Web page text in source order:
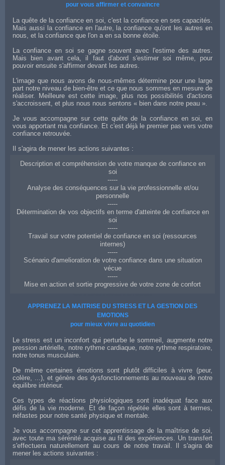
pour vous affirmer et convaincre
La quête de la confiance en soi, c'est la confiance en ses capacités.
Mais aussi la confiance en l'autre, la confiance qu'ont les autres en
nous, et la confiance que l'on a en sa bonne étoile.
La confiance en soi se gagne souvent avec l'estime des autres.
Mais bien avant cela, il faut d'abord s'estimer soi même, pour
pouvoir ensuite s'affirmer devant les autres.
L'image que nous avons de nous-mêmes détermine pour une large
part notre niveau de bien-être et ce que nous sommes en mesure de
réaliser. Meilleure est cette image, plus nos possibilités d'actions
s'accroissent, et plus nous nous sentons « bien dans notre peau ».
Je vous accompagne sur cette quête de la confiance en soi, en
vous apportant ma confiance. Et c'est déjà le premier pas vers votre
confiance retrouvée.
Il s'agira de mener les actions suivantes :
Description et compréhension de votre manque de confiance en
soi
-----
Analyse des conséquences sur la vie professionnelle et/ou
personnelle
-----
Détermination de vos objectifs en terme d'atteinte de confiance en
soi
-----
Travail sur votre potentiel de confiance en soi (ressources
internes)
-----
Scénario d'amelioration de votre confiance dans une situation
vécue
-----
Mise en action et sortie progressive de votre zone de confort
APPRENEZ LA MAITRISE DU STRESS ET LA GESTION DES
EMOTIONS
pour mieux vivre au quotidien
Le stress est un inconfort qui perturbe le sommeil, augmente notre
pression artérielle, notre rythme cardiaque, notre rythme respiratoire,
notre tonus musculaire.
De même certaines émotions sont plutôt difficiles à vivre (peur,
colère, ...), et génère des dysfonctionnements au nouveau de notre
équilibre intérieur.
Ces types de réactions physiologiques sont inadéquat face aux
défis de la vie moderne. Et de façon répétée elles sont à termes,
néfastes pour notre santé physique et mentale.
Je vous accompagne sur cet apprentissage de la maîtrise de soi,
avec toute ma sérénité acquise au fil des expériences. Un transfert
s'effectuera naturellement au cours de notre travail. Il s'agira de
mener les actions suivantes :